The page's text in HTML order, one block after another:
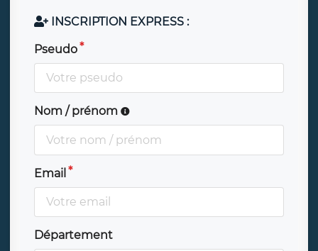
INSCRIPTION EXPRESS :
Pseudo
Nom / prénom
Email
Département